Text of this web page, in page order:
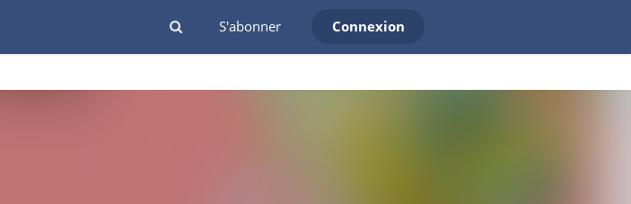
S'abonner Connexion